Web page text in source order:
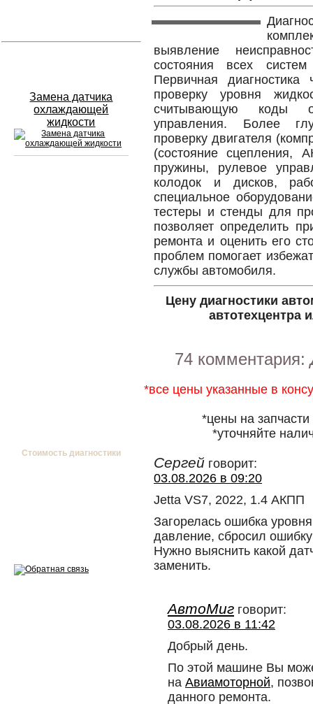
Замена датчика
охлаждающей
жидкости
Стоимость диагностики
выявление
состояния всех
Первичная диагностика
проверку уровня
считывающую коды
управления. Более
проверку двигателя
(состояние сцепления,
пружины, рулевое
колодок и дисков,
специальное
тестеры и стенды для
позволяет определить
ремонта и оценить его
проблем помогает
службы автомобиля.
Цену диагностики
автотехцентра
74 комментария:
*все цены указанные в
*цены на
*уточняйте
Сергей говорит:
03.08.2026 в 09:20
Jetta VS7, 2022, 1.4 АКПП
Загорелась ошибка
давление, сбросил
Нужно выяснить какой
заменить.
АвтоМиг говорит:
03.08.2026 в 11:42
Добрый день.
По этой машине Вы
на Авиамоторной,
данного ремонта.